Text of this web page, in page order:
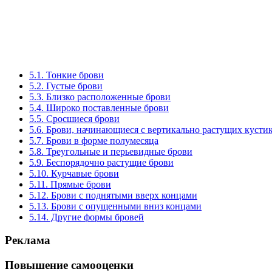
5.1. Тонкие брови
5.2. Густые брови
5.3. Близко расположенные брови
5.4. Широко поставленные брови
5.5. Сросшиеся брови
5.6. Брови, начинающиеся с вертикально растущих
5.7. Брови в форме полумесяца
5.8. Треугольные и перьевидные брови
5.9. Беспорядочно растущие брови
5.10. Курчавые брови
5.11. Прямые брови
5.12. Брови с поднятыми вверх концами
5.13. Брови с опущенными вниз концами
5.14. Другие формы бровей
Реклама
Повышение самооценки